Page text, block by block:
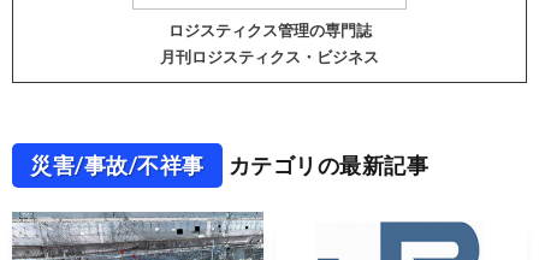
ロジスティクス管理の専門誌
月刊ロジスティクス・ビジネス
災害/事故/不祥事 カテゴリの最新記事